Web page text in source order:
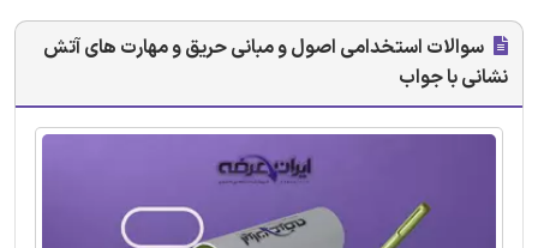
سوالات استخدامی اصول و مبانی حریق و مهارت های آتش
نشانی با جواب